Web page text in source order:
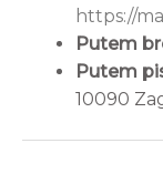
https://
Putem
Putem
10090